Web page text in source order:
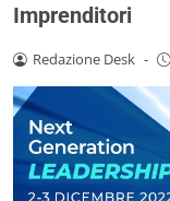
Imprenditori
Redazione Desk -